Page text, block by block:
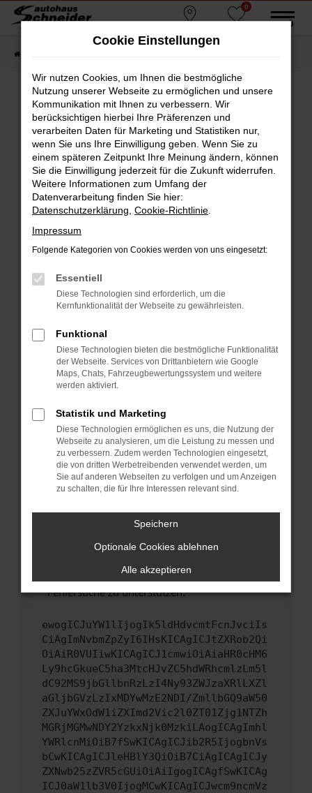
Zum
0
MENÜ
Fehler: Network Error
Beim Laden ist ein Fehler aufgetreten.
Hier sind ein paar Tipps, die dir helfen können:
Überprüfe deine Firewall und deine
Internetverbindung.
Laden andere Webseiten, zum Beispiel deine
Suchmaschine?
Prüfe deine Browsererweiterungen.
können das Laden bestimmter Seiten
verhindern. Funktioniert die Seite in einem
Fenster?
Starte dein Gerät neu.
Das kann manchmal helfen, vorübergehende
Probleme zu beheben.
Betriebssystem auf dem neuesten Stand
sind.
Veraltete Software birgt nicht nur ein
Sicherheitsrisiko, sondern kann auch dazu
führen, dass bestimmte Funktionen nicht mehr
unterstützt werden.
Wende dich an den Webseitenbetreiber.
Wenn du alle oben genannten Schritte versucht
hast, kontaktiere uns bitte. Wir werden
uns diesen Text schicken, um uns bei der
Fehlersuche zu unterstützen:
ewogICJuYW1lIjogIk5ldHdvcmtFcnJvciIs
CiAgImNvbmZpZyI6IHsKICAgICJtZXRob2Qi
OiAiR0VUIiwKICAgICJ1cmwiOiAiaHR0cHM6
Ly9hcGkueC5ha3MtcHJvZC5hdWRhcmlzLm5l
dC92MS9jbGllbnRzLzI4Ny93ZWJzaXRlLXZl
aGljbGVzLzIxMDYwMzE2NDI/ZmllbGQ9aW50
ZXJuYWxOdW1iZXImd2Vic2l0ZT01Zjg1NTZh
MGRjMGMwNDY2YzkxNjk0MzkiLAogICAgImhl
YWRlcnMiOiB7fSwKICAgICJib2R5IjogbnVs
bCwKICAgICJleHBlY3QiOiB7CiAgICAgICJy
ZXNwb25zZVR5cGUiOiAiIgogICAgfSwKICAg
ICJ0aW1lb3V0IjogMCwKICAgICJwcm9ncmVz
Cookie Einstellungen
Wir nutzen Cookies, um Ihnen die bestmögliche
Nutzung unserer Webseite zu ermöglichen und unsere
Kommunikation mit Ihnen zu verbessern. Wir
berücksichtigen hierbei Ihre Präferenzen und
verarbeiten Daten für Marketing und Statistiken nur,
wenn Sie uns Ihre Einwilligung geben. Wenn Sie zu
einem späteren Zeitpunkt Ihre Meinung ändern, können
Sie die Einwilligung jederzeit für die Zukunft widerrufen.
Weitere Informationen zum Umfang der
Datenverarbeitung finden Sie hier:
Datenschutzerklärung Cookie-Richtlinie
Impressum
Folgende Kategorien von Cookies werden von uns eingesetzt:
Essentiell
Diese Technologien sind erforderlich, um die
Kernfunktionalität der Webseite zu gewährleisten.
Funktional
Diese Technologien bieten die bestmögliche Funktionalität
der Webseite. Services von Drittanbietern wie Google
Maps, Chats, Fahrzeugbewertungssystem und weitere
werden aktiviert.
Statistik und Marketing
Diese Technologien ermöglichen es uns, die Nutzung der
Webseite zu analysieren, um die Leistung zu messen und
zu verbessern. Zudem werden Technologien eingesetzt,
die von dritten Werbetreibenden verwendet werden, um
Sie auf anderen Webseiten zu verfolgen und um Anzeigen
zu schalten, die für Ihre Interessen relevant sind.
Speichern
Optionale Cookies ablehnen
Alle akzeptieren